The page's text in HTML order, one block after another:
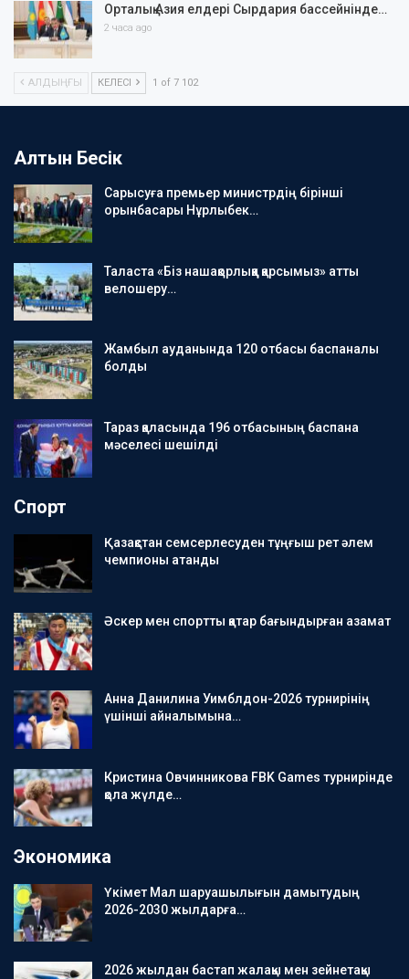
Орталық Азия елдері Сырдария бассейнінде…
2 часа ago
АЛДЫҢҒЫ КЕЛЕСІ 1 of 7 102
Алтын Бесік
Сарысуға премьер министрдің бірінші
орынбасары Нұрлыбек…
Таласта «Біз нашақорлыққа қарсымыз» атты
велошеру…
Жамбыл ауданында 120 отбасы баспаналы
болды
Тараз қаласында 196 отбасының баспана
мәселесі шешілді
Спорт
Қазақстан семсерлесуден тұңғыш рет әлем
чемпионы атанды
Әскер мен спортты қатар бағындырған азамат
Анна Данилина Уимблдон-2026 турнирінің
үшінші айналымына…
Кристина Овчинникова FBK Games турнирінде
қола жүлде…
Экономика
Үкімет Мал шаруашылығын дамытудың
2026-2030 жылдарға…
2026 жылдан бастап жалақы мен зейнетақы